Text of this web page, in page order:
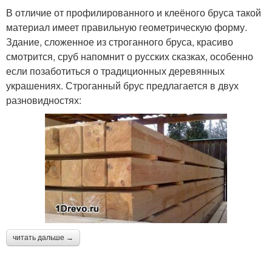
В отличие от профилированного и клеёного бруса такой
материал имеет правильную геометрическую форму.
Здание, сложенное из строганного бруса, красиво
смотрится, сруб напомнит о русских сказках, особенно
если позаботиться о традиционных деревянных
украшениях. Строганный брус предлагается в двух
разновидностях:
читать дальше →